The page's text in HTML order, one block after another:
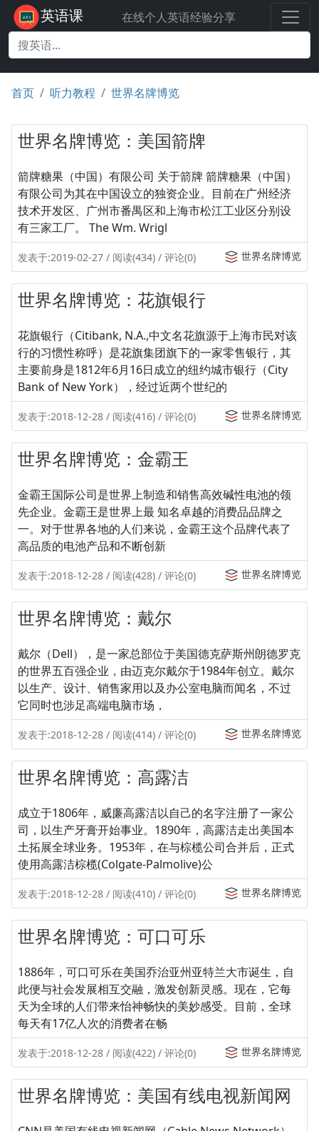
英语课 在线个人英语经验分享
首页 听力教程 世界名牌博览
世界名牌博览：美国箭牌
箭牌糖果（中国）有限公司 关于箭牌 箭牌糖果（中国）
有限公司为其在中国设立的独资企业。目前在广州经济
技术开发区、广州市番禺区和上海市松江工业区分别设
有三家工厂。 The Wm. Wrigl
发表于:2019-02-27 / 阅读(434) / 评论(0) 世界名牌博览
世界名牌博览：花旗银行
花旗银行（Citibank, N.A.,中文名花旗源于上海市民对该
行的习惯性称呼）是花旗集团旗下的一家零售银行，其
主要前身是1812年6月16日成立的纽约城市银行（City
Bank of New York），经过近两个世纪的
发表于:2018-12-28 / 阅读(416) / 评论(0) 世界名牌博览
世界名牌博览：金霸王
金霸王国际公司是世界上制造和销售高效碱性电池的领
先企业。金霸王是世界上最 知名卓越的消费品品牌之
一。对于世界各地的人们来说，金霸王这个品牌代表了
高品质的电池产品和不断创新
发表于:2018-12-28 / 阅读(428) / 评论(0) 世界名牌博览
世界名牌博览：戴尔
戴尔（Dell），是一家总部位于美国德克萨斯州朗德罗克
的世界五百强企业，由迈克尔戴尔于1984年创立。戴尔
以生产、设计、销售家用以及办公室电脑而闻名，不过
它同时也涉足高端电脑市场，
发表于:2018-12-28 / 阅读(414) / 评论(0) 世界名牌博览
世界名牌博览：高露洁
成立于1806年，威廉高露洁以自己的名字注册了一家公
司，以生产牙膏开始事业。1890年，高露洁走出美国本
土拓展全球业务。1953年，在与棕榄公司合并后，正式
使用高露洁棕榄(Colgate-Palmolive)公
发表于:2018-12-28 / 阅读(410) / 评论(0) 世界名牌博览
世界名牌博览：可口可乐
1886年，可口可乐在美国乔治亚州亚特兰大市诞生，自
此便与社会发展相互交融，激发创新灵感。现在，它每
天为全球的人们带来怡神畅快的美妙感受。目前，全球
每天有17亿人次的消费者在畅
发表于:2018-12-28 / 阅读(422) / 评论(0) 世界名牌博览
世界名牌博览：美国有线电视新闻网